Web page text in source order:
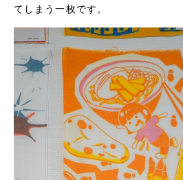
てしまう一枚です。